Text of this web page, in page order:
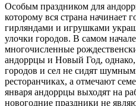
Особым праздником для
которому вся страна начинает
гирляндами и игрушками
улочки городов. В самом
многочисленные
андоррцы и Новый Год,
городов и сел не сидят
ресторанчиках, а отмечают
января андоррцы выходят на
новогодние праздники не